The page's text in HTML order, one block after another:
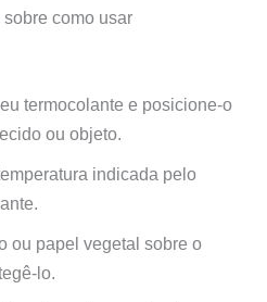
como usar
termocolante e posicione-o
ou objeto.
indicada pelo
ou papel vegetal sobre o
lo.